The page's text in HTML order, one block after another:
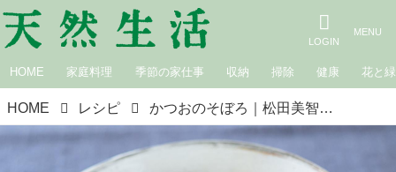
HOME 家庭料理 季節の家仕事 収納 掃除 健康 花と緑
HOME レシピ かつおのそぼろ｜松田美智子の季節の仕事